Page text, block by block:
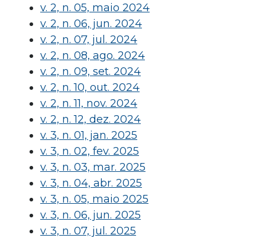
v. 2, n. 05, maio 2024
v. 2, n. 06, jun. 2024
v. 2, n. 07, jul. 2024
v. 2, n. 08, ago. 2024
v. 2, n. 09, set. 2024
v. 2, n. 10, out. 2024
v. 2, n. 11, nov. 2024
v. 2, n. 12, dez. 2024
v. 3, n. 01, jan. 2025
v. 3, n. 02, fev. 2025
v. 3, n. 03, mar. 2025
v. 3, n. 04, abr. 2025
v. 3, n. 05, maio 2025
v. 3, n. 06, jun. 2025
v. 3, n. 07, jul. 2025